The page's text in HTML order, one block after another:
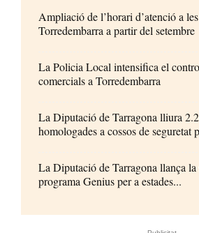
Ampliació de l’horari d’atenció a
Torredembarra a partir del setembre
La Policia Local intensifica el
comercials a Torredembarra
La Diputació de Tarragona lliura
homologades a cossos de seguretat
La Diputació de Tarragona llança la
programa Genius per a estades...